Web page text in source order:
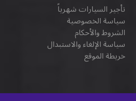
تأجير السيارات شهرياً
سياسة الخصوصية
الشروط والأحكام
سياسة الإلغاء والاستبدال
خريطة الموقع